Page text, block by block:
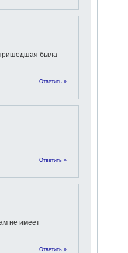
была
Ответить »
Ответить »
не имеет
Ответить »